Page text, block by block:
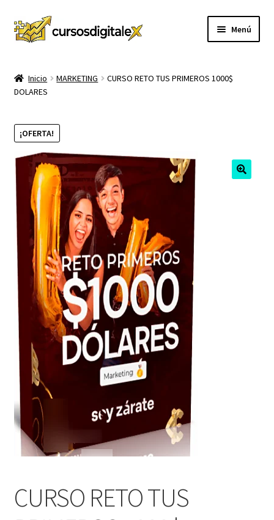
Ir
a
Ir
al
Menú
TIENDA
CURSOS
hijo
MEMBRESIA
MI CUENTA
CARRITO
CONTACTO
Inicio MARKETING
CURSO RETO TUS PRIMEROS 1000$
DOLARES
¡OFERTA!
CURSO RETO TUS